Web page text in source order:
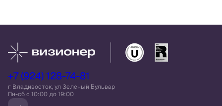
+7 (924) 128-74-81
г Владивосток, ул Зеленый Бульвар
Пн-сб c 10:00 до 19:00